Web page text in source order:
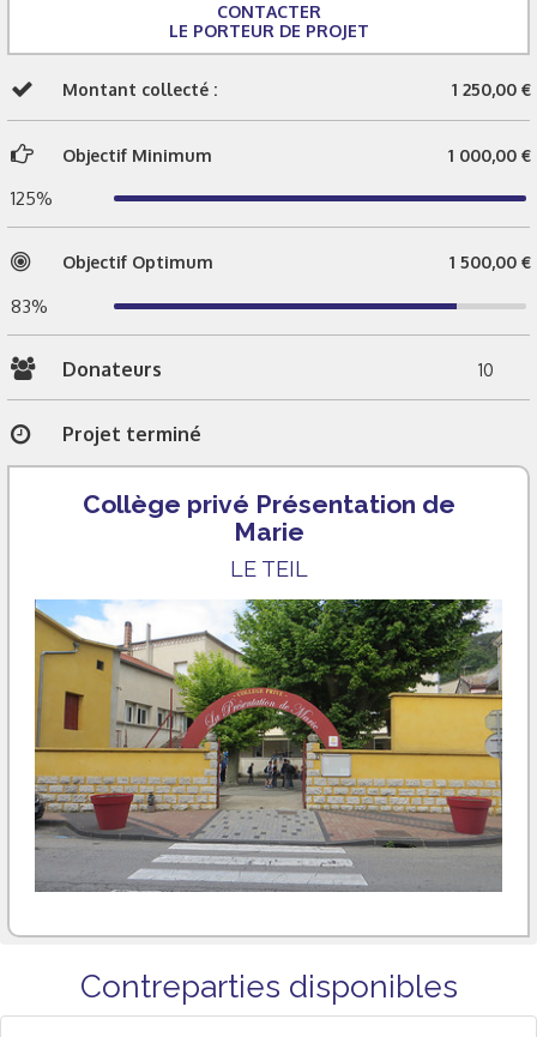
CONTACTER
LE PORTEUR DE PROJET
Montant collecté : 1 250,00 €
Objectif Minimum 1 000,00 €
125%
Objectif Optimum 1 500,00 €
83%
Donateurs 10
Projet terminé
Collège privé Présentation de
Marie
LE TEIL
Contreparties disponibles